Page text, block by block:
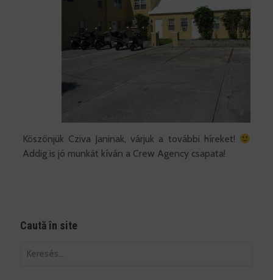
Köszönjük Cziva Janinak, várjuk a további híreket!
Addig is jó munkát kíván a Crew Agency csapata!
Caută în site